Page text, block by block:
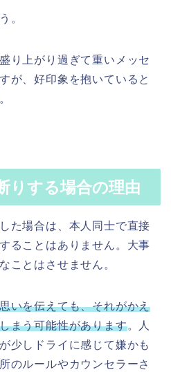
。
り上がり過ぎて重いメッセ
が、好印象を抱いていると
りする場合の理由
た場合は、本人同士で直接
ることはありません。大事
ことはさせません。
いを伝えても、それがかえ
まう可能性があります。人
少しドライに感じて嫌かも
のルールやカウンセラーさ